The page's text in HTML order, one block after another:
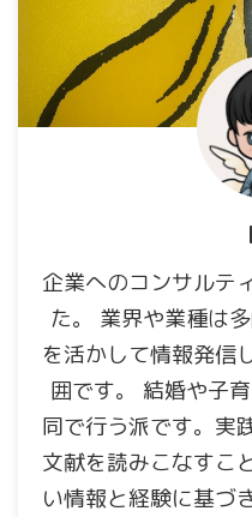
企業へのコンサルテ
た。 業界や業種は
を活かして情報発信
囲です。 結婚や子
同で行う派です。実
文献を読みこなすこ
い情報と経験に基づ